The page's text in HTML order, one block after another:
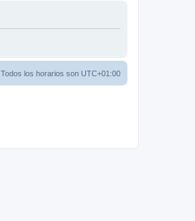
Todos los horarios son UTC+01:00